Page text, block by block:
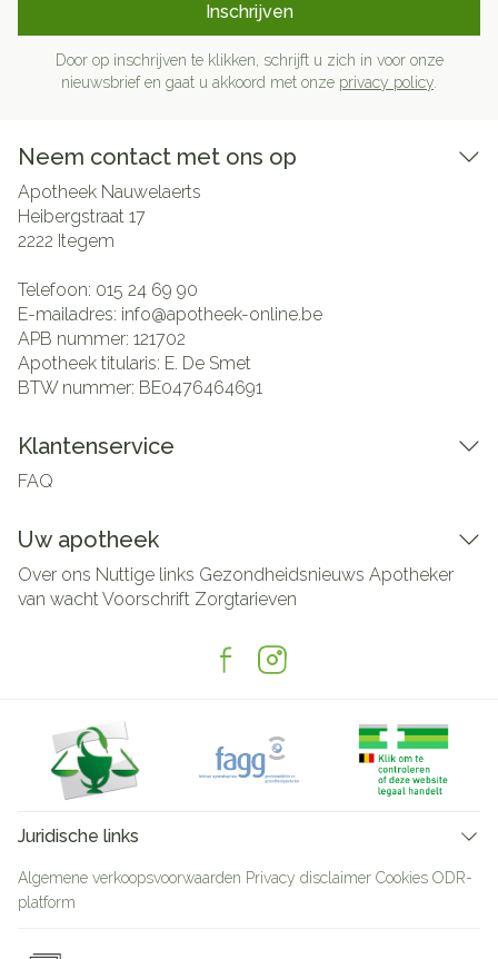
Inschrijven
Door op inschrijven te klikken, schrijft u zich in voor onze
nieuwsbrief en gaat u akkoord met onze privacy policy
Neem contact met ons op
Apotheek Nauwelaerts
Heibergstraat 17
2222 Itegem
Telefoon: 015 24 69 90
E-mailadres: info@apotheek-online.be
APB nummer: 121702
Apotheek titularis: E. De Smet
BTW nummer: BE0476464691
Klantenservice
FAQ
Uw apotheek
Over ons Nuttige links Gezondheidsnieuws Apotheker
van wachtVoorschrift Zorgtarieven
Juridische links
Algemene verkoopsvoorwaarden Privacy disclaimer Cookies ODR-
platform